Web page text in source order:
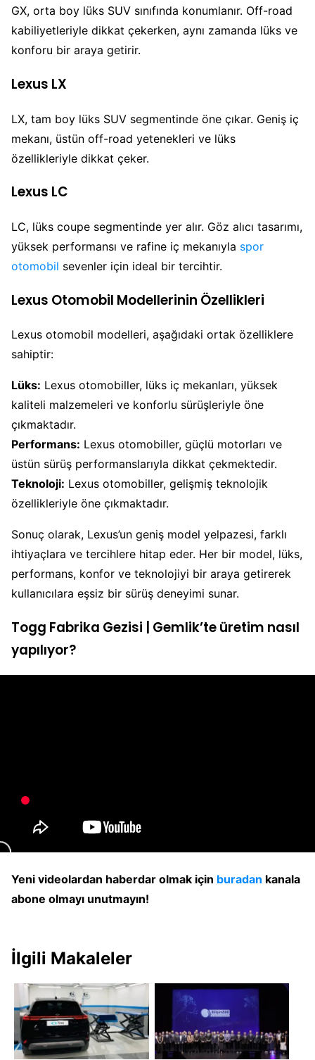
GX, orta boy lüks SUV sınıfında konumlanır. Off-road
kabiliyetleriyle dikkat çekerken, aynı zamanda lüks ve
konforu bir araya getirir.
Lexus LX
LX, tam boy lüks SUV segmentinde öne çıkar. Geniş iç
mekanı, üstün off-road yetenekleri ve lüks
özellikleriyle dikkat çeker.
Lexus LC
LC, lüks coupe segmentinde yer alır. Göz alıcı tasarımı,
yüksek performansı ve rafine iç mekanıyla spor
otomobil sevenler için ideal bir tercihtir.
Lexus Otomobil Modellerinin Özellikleri
Lexus otomobil modelleri, aşağıdaki ortak özelliklere
sahiptir:
Lüks: Lexus otomobiller, lüks iç mekanları, yüksek
kaliteli malzemeleri ve konforlu sürüşleriyle öne
çıkmaktadır.
Performans: Lexus otomobiller, güçlü motorları ve
üstün sürüş performanslarıyla dikkat çekmektedir.
Teknoloji: Lexus otomobiller, gelişmiş teknolojik
özellikleriyle öne çıkmaktadır.
Sonuç olarak, Lexus’un geniş model yelpazesi, farklı
ihtiyaçlara ve tercihlere hitap eder. Her bir model, lüks,
performans, konfor ve teknolojiyi bir araya getirerek
kullanıcılara eşsiz bir sürüş deneyimi sunar.
Togg Fabrika Gezisi | Gemlik’te üretim nasıl
yapılıyor?
Yeni videolardan haberdar olmak için buradan kanala
abone olmayı unutmayın!
İlgili Makaleler